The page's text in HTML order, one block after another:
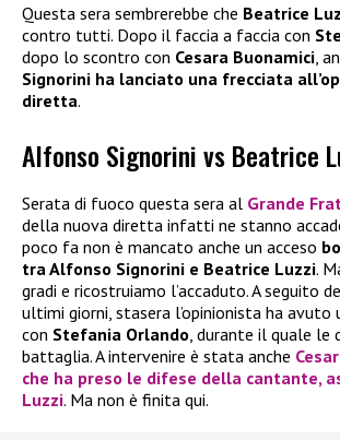
Questa sera sembrerebbe che Beatrice
contro tutti. Dopo il faccia a faccia con
dopo lo scontro con Cesara Buonamici ,
Signorini ha lanciato una frecciata
diretta.
Alfonso Signorini vs Beatrice
Serata di fuoco questa sera al Grande
della nuova diretta infatti ne stanno
poco fa non è mancato anche un acceso
tra Alfonso Signorini e Beatrice Luzzi.
gradi e ricostruiamo l’accaduto. A seguito
ultimi giorni, stasera l’opinionista ha avuto
con Stefania Orlando, durante il quale le
battaglia. A intervenire è stata anche
che ha preso le difese della cantante,
Luzzi. Ma non è finita qui.